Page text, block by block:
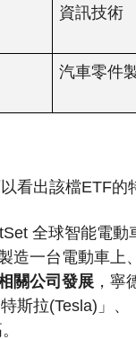
資訊技術
汽車零件
看出該檔ETF的
全球智能電動
造一台電動車上
關公司發展，寧
斯拉(Tesla)」